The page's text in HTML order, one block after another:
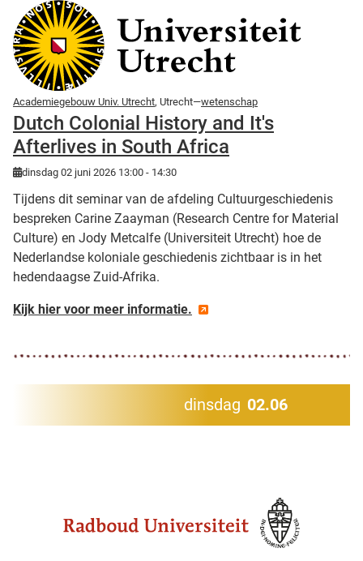
Academiegebouw Univ. Utrecht, Utrecht—wetenschap
Dutch Colonial History and It's
Afterlives in South Africa
dinsdag 02 juni 2026 13:00 - 14:30
Tijdens dit seminar van de afdeling Cultuurgeschiedenis
bespreken Carine Zaayman (Research Centre for Material
Culture) en Jody Metcalfe (Universiteit Utrecht) hoe de
Nederlandse koloniale geschiedenis zichtbaar is in het
hedendaagse Zuid-Afrika.
Kijk hier voor meer informatie.
dinsdag 02.06